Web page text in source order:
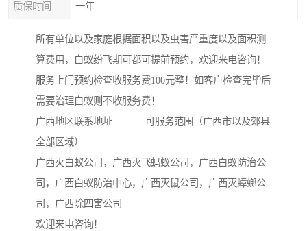
质保时间 一年
所有单位以及家庭根据面积以及虫害严重度以及面积测
算费用，白蚁纷飞期可都可提前预约，欢迎来电咨询！
服务上门预约检查收服务费100元整！如客户检查完毕后
需要治理白蚁则不收服务费！
广西地区联系地址 可服务范围（广西市以及郊县
全部区域）
广西灭白蚁公司，广西灭飞蚂蚁公司，广西白蚁防治公
司，广西白蚁防治中心，广西灭鼠公司，广西灭蟑螂公
司，广西除四害公司
欢迎来电咨询！